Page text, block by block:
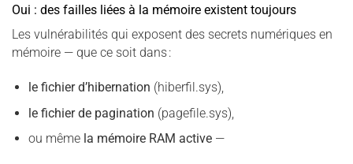
Oui : des failles liées à la mémoire existent toujours
Les vulnérabilités qui exposent des secrets numériques en
mémoire — que ce soit dans :
le fichier d’hibernation (hiberfil.sys),
le fichier de pagination (pagefile.sys),
ou même la mémoire RAM active—